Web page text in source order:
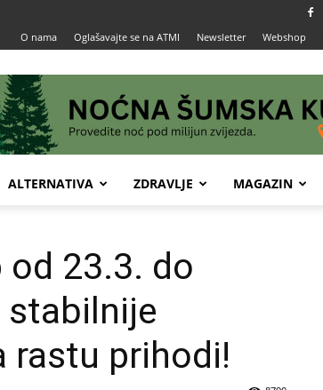
O nama Oglašavajte se na ATMI Newsletter Webshop
ALTERNATIVA ZDRAVLJE MAGAZIN
23.3. do
stabilnije
rastu prihodi!